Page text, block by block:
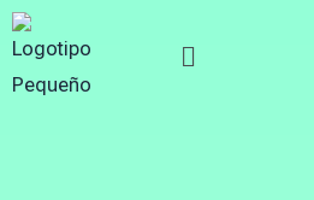
Skip
to
content
Menu